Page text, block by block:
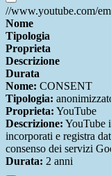
//www.youtube.com/
Nome
Tipologia
Proprieta
Descrizione
Durata
Nome: CONSENT
Tipologia:
Proprieta: YouTube
Descrizione: YouTube
incorporati e registra
consenso dei servizi
Durata: 2 anni